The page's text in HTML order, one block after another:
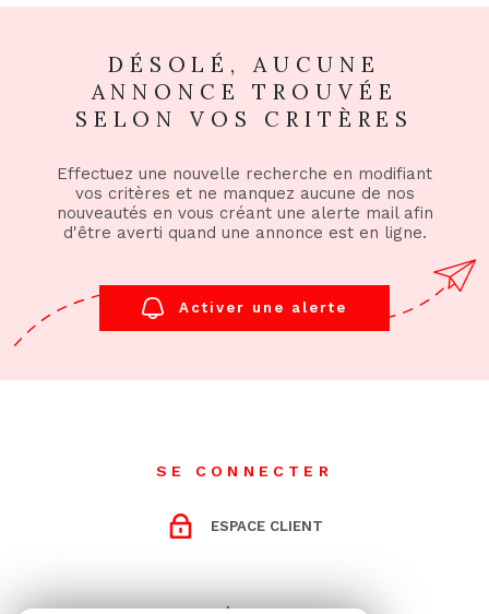
NOTRE
CONTACT
DÉSOLÉ, AUCUNE
ANNONCE TROUVÉE
SELON VOS CRITÈRES
Effectuez une nouvelle recherche en modifiant
vos critères et ne manquez aucune de nos
nouveautés en vous créant une alerte mail afin
d'être averti quand une annonce est en ligne.
Activer une alerte
SE CONNECTER
ESPACE CLIENT